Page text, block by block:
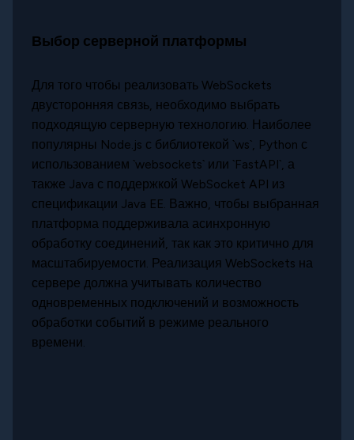
Выбор серверной платформы
Для того чтобы реализовать WebSockets
двусторонняя связь, необходимо выбрать
подходящую серверную технологию. Наиболее
популярны Node.js с библиотекой `ws`, Python с
использованием `websockets` или `FastAPI`, а
также Java с поддержкой WebSocket API из
спецификации Java EE. Важно, чтобы выбранная
платформа поддерживала асинхронную
обработку соединений, так как это критично для
масштабируемости. Реализация WebSockets на
сервере должна учитывать количество
одновременных подключений и возможность
обработки событий в режиме реального
времени.